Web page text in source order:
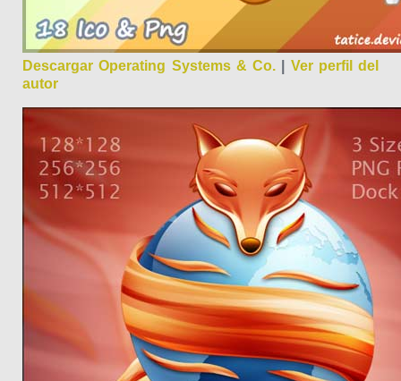
Descargar Operating Systems & Co.
Ver perfil del
autor